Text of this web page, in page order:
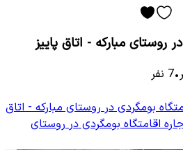
روستای مبارکه - اتاق پاییز
•
7 نفر
بومگردی در روستای مبارکه - اتاق
اقامتگاه بومگردی در روستای